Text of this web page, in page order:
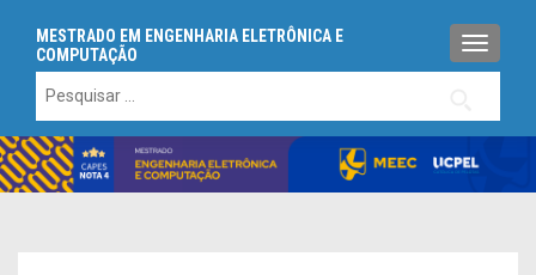
MESTRADO EM ENGENHARIA ELETRÔNICA E
COMPUTAÇÃO
por: